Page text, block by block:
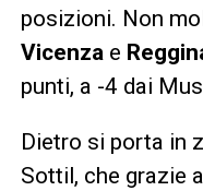
posizioni. Non
Vicenzae
punti, a -4 dai
Dietro si porta in
Sottil, che grazie